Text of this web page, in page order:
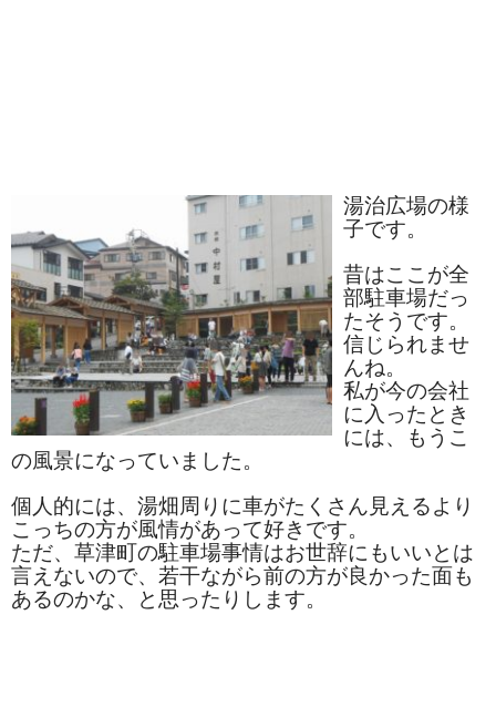
クッキー
サブレ
クランチ
ケーキ
サンド
パイ
その他
和菓子
湯治広場の様
子です。
昔はここが全
部駐車場だっ
たそうです。
信じられませ
んね。
私が今の会社
に入ったとき
には、もうこ
の風景になっていました。
個人的には、湯畑周りに車がたくさん見えるより
こっちの方が風情があって好きです。
ただ、草津町の駐車場事情はお世辞にもいいとは
言えないので、若干ながら前の方が良かった面も
あるのかな、と思ったりします。